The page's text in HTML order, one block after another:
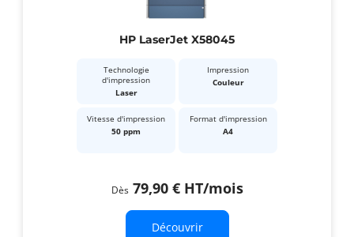
HP LaserJet X58045
Technologie
d'impression
Laser
Impression
Couleur
Vitesse d'impression
50 ppm
Format d'impression
A4
Dès 79,90 € HT/mois
Découvrir